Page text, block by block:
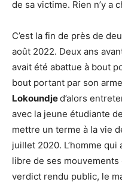
de sa victime. Rien n’y a
C’est la fin de près de
août 2022. Deux ans
avait été abattue à bout
bout portant par son
Lokoundjed’alors
avec la jeune étudiante
mettre un terme à la vie
juillet 2020. L’homme
libre de ses
verdict rendu public, le